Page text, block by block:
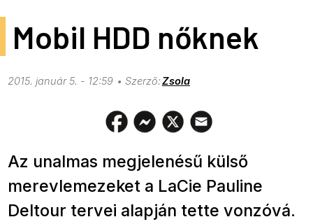
Mobil HDD nőknek
2015. január 5. - 12:59 Zsola
Az unalmas megjelenésű külső
merevlemezeket a LaCie Pauline
Deltour tervei alapján tette vonzóvá.